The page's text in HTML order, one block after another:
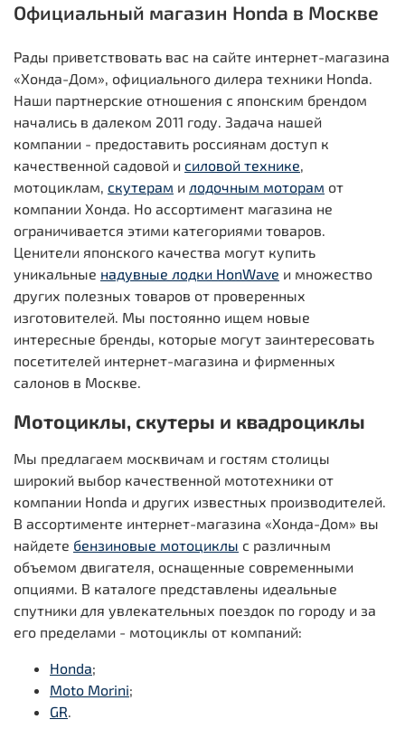
Официальный магазин Honda в Москве
Рады приветствовать вас на сайте интернет-магазина
«Хонда-Дом», официального дилера техники Honda.
Наши партнерские отношения с японским брендом
начались в далеком 2011 году. Задача нашей
компании - предоставить россиянам доступ к
качественной садовой и силовой технике,
мотоциклам, скутерам и лодочным моторам от
компании Хонда. Но ассортимент магазина не
ограничивается этими категориями товаров.
Ценители японского качества могут купить
уникальные надувные лодки HonWave и множество
других полезных товаров от проверенных
изготовителей. Мы постоянно ищем новые
интересные бренды, которые могут заинтересовать
посетителей интернет-магазина и фирменных
салонов в Москве.
Мотоциклы, скутеры и квадроциклы
Мы предлагаем москвичам и гостям столицы
широкий выбор качественной мототехники от
компании Honda и других известных производителей.
В ассортименте интернет-магазина «Хонда-Дом» вы
найдете бензиновые мотоциклы с различным
объемом двигателя, оснащенные современными
опциями. В каталоге представлены идеальные
спутники для увлекательных поездок по городу и за
его пределами - мотоциклы от компаний:
Honda;
Moto Morini;
GR.